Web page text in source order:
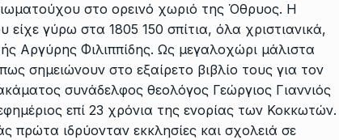
στο ορεινό χωριό της Όθρυος. Η
γύρω στα 1805 150 σπίτια, όλα χριστιανικά,
Αργύρης Φιλιππίδης. Ως μεγαλοχώρι μάλιστα
σημειώνουν στο εξαίρετο βιβλίο τους για τον
συνάδελφος θεολόγος Γεώργιος Γιαννιός
επί 23 χρόνια της ενορίας των Κοκκωτών.
πρώτα ιδρύονταν εκκλησίες και σχολειά σε